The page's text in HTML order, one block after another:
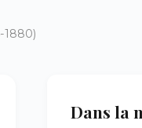
1880)
Dans la